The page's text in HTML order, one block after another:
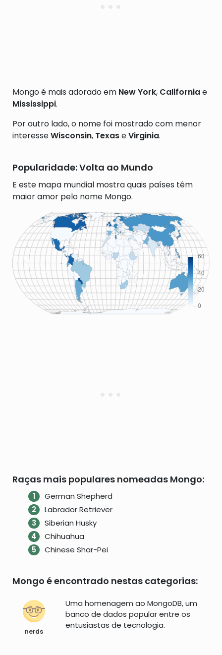
Mongo é mais adorado em New York, Californiae
Mississippi.
Por outro lado, o nome foi mostrado com menor
interesseWisconsin, TexaseVirginia.
Popularidade: Volta ao Mundo
E este mapa mundial mostra quais países têm
maior amor pelo nome Mongo.
Raças mais populares nomeadas Mongo:
German Shepherd
Labrador Retriever
Siberian Husky
Chihuahua
Chinese Shar-Pei
Mongo é encontrado nestas categorias:
nerds
Uma homenagem ao MongoDB, um
banco de dados popular entre os
entusiastas de tecnologia.